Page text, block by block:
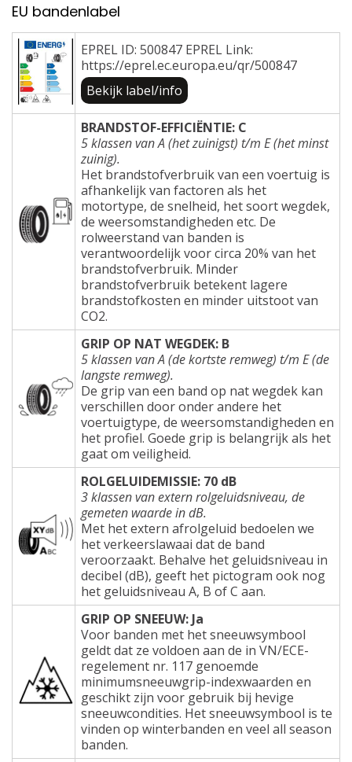
EU bandenlabel
EPREL ID: 500847 EPREL Link:
https://eprel.ec.europa.eu/qr/500847
Bekijk label/info
BRANDSTOF-EFFICIËNTIE: C
5 klassen van A (het zuinigst) t/m E (het minst
zuinig).
Het brandstofverbruik van een voertuig is
afhankelijk van factoren als het
motortype, de snelheid, het soort wegdek,
de weersomstandigheden etc. De
rolweerstand van banden is
verantwoordelijk voor circa 20% van het
brandstofverbruik. Minder
brandstofverbruik betekent lagere
brandstofkosten en minder uitstoot van
CO2.
GRIP OP NAT WEGDEK: B
5 klassen van A (de kortste remweg) t/m E (de
langste remweg).
De grip van een band op nat wegdek kan
verschillen door onder andere het
voertuigtype, de weersomstandigheden en
het profiel. Goede grip is belangrijk als het
gaat om veiligheid.
ROLGELUIDEMISSIE: 70 dB
3 klassen van extern rolgeluidsniveau, de
gemeten waarde in dB.
Met het extern afrolgeluid bedoelen we
het verkeerslawaai dat de band
veroorzaakt. Behalve het geluidsniveau in
decibel (dB), geeft het pictogram ook nog
het geluidsniveau A, B of C aan.
GRIP OP SNEEUW: Ja
Voor banden met het sneeuwsymbool
geldt dat ze voldoen aan de in VN/ECE-
regelement nr. 117 genoemde
minimumsneeuwgrip-indexwaarden en
geschikt zijn voor gebruik bij hevige
sneeuwcondities. Het sneeuwsymbool is te
vinden op winterbanden en veel all season
banden.